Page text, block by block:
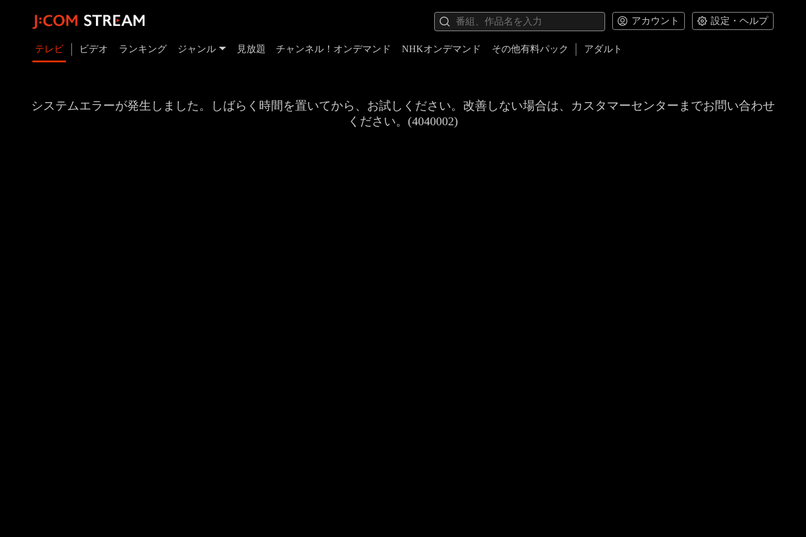
アカウント 設定・ヘルプ
テレビ ビデオ ランキング ジャンル 見放題 チャンネル！オンデマンド NHKオンデマンド その他有料パック アダルト
システムエラーが発生しました。しばらく時間を置いてから、お試しください。改善しない場合は、カスタマーセンターまでお問い合わせ
ください。(4040002)